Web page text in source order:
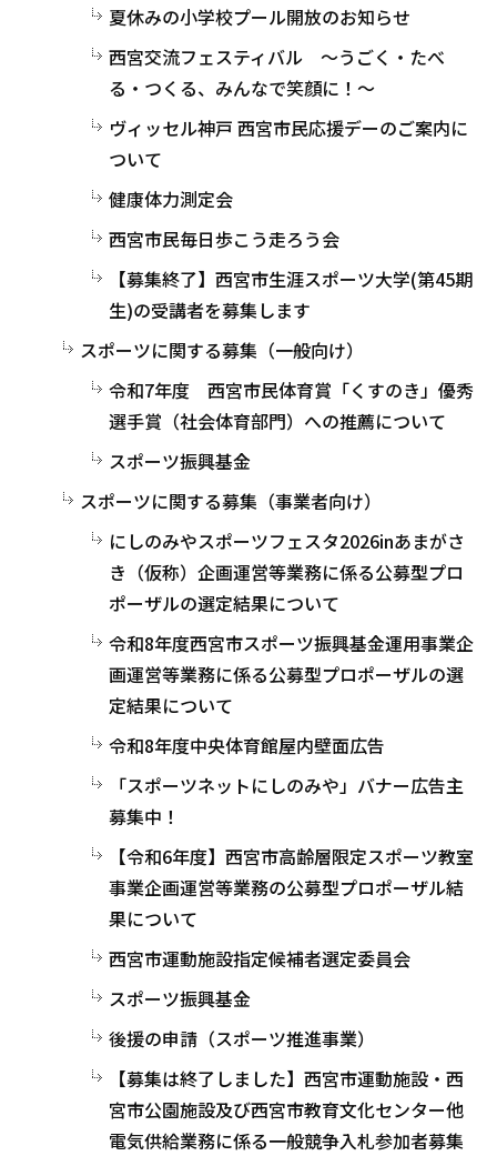
夏休みの小学校プール開放のお知らせ
西宮交流フェスティバル ～うごく・たべ
る・つくる、みんなで笑顔に！～
ヴィッセル神戸 西宮市民応援デーのご案内に
ついて
健康体力測定会
西宮市民毎日歩こう走ろう会
【募集終了】西宮市生涯スポーツ大学(第45期
生)の受講者を募集します
スポーツに関する募集（一般向け）
令和7年度 西宮市民体育賞「くすのき」優秀
選手賞（社会体育部門）への推薦について
スポーツ振興基金
スポーツに関する募集（事業者向け）
にしのみやスポーツフェスタ2026inあまがさ
き（仮称）企画運営等業務に係る公募型プロ
ポーザルの選定結果について
令和8年度西宮市スポーツ振興基金運用事業企
画運営等業務に係る公募型プロポーザルの選
定結果について
令和8年度中央体育館屋内壁面広告
「スポーツネットにしのみや」バナー広告主
募集中！
【令和6年度】西宮市高齢層限定スポーツ教室
事業企画運営等業務の公募型プロポーザル結
果について
西宮市運動施設指定候補者選定委員会
スポーツ振興基金
後援の申請（スポーツ推進事業）
【募集は終了しました】西宮市運動施設・西
宮市公園施設及び西宮市教育文化センター他
電気供給業務に係る一般競争入札参加者募集